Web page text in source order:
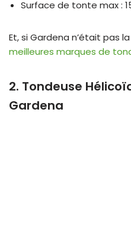
Surface de tonte max :
Et, si Gardena n’était pas
meilleures marques de
2. Tondeuse
Gardena